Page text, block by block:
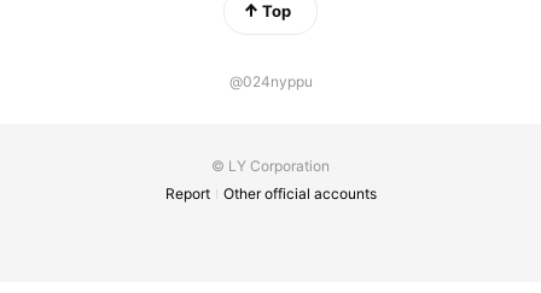
Top
@024nyppu
© LY Corporation
Report
Other official accounts